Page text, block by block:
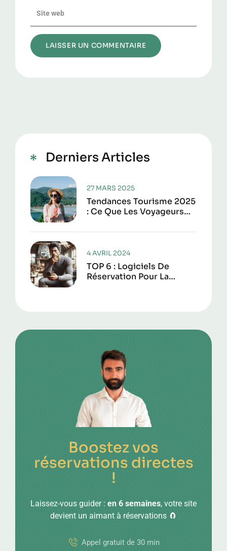
Derniers Articles
Tendances Tourisme 2025
: Ce Que Les Voyageurs
Année
27 MARS 2025
TOP 6 : Logiciels De
Réservation Pour La
4 AVRIL 2024
Boostez vos
réservations directes
!
Laissez-vous guider : en 6 semaines, votre site
devient un aimant à réservations 🧲
Appel gratuit de 30 min